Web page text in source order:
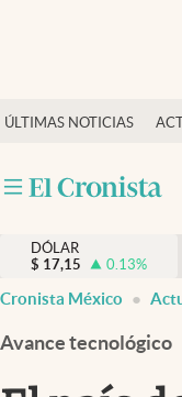
ÚLTIMAS NOTICIAS
Actualidad
Internacionales
Opinión
Brand Strategy
DÓLAR
$ 17,15 0.13%
Cronista México
Avance tecnológico